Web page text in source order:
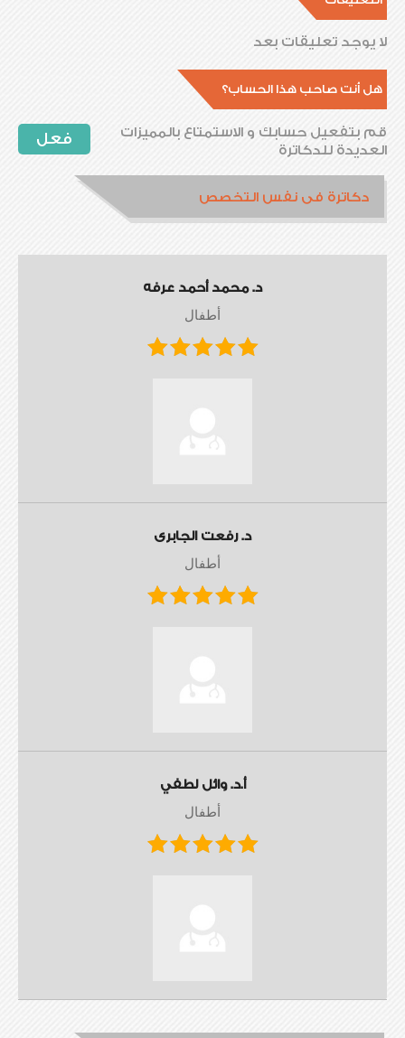
لا يوجد تعليقات بعد
هل أنت صاحب هذا الحساب؟
فعل
قم بتفعيل حسابك و الاستمتاع بالمميزات
العديدة للدكاترة
دكاترة فى نفس التخصص
د. محمد أحمد عرفه
أطفال
د. رفعت الجابرى
أطفال
أ.د. وائل لطفي
أطفال